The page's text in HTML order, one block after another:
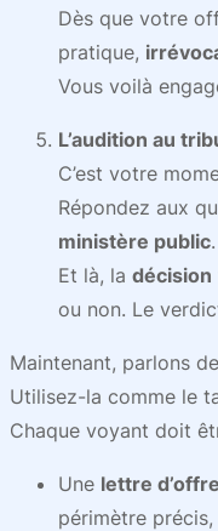
Dès que votre
pratique,
Vous voilà
L’audition au
C’est votre
Répondez aux
ministère public.
Et là, la décision
ou non. Le
Maintenant, parlons
Utilisez-la comme le
Chaque voyant doit
Une lettre d’offre
périmètre